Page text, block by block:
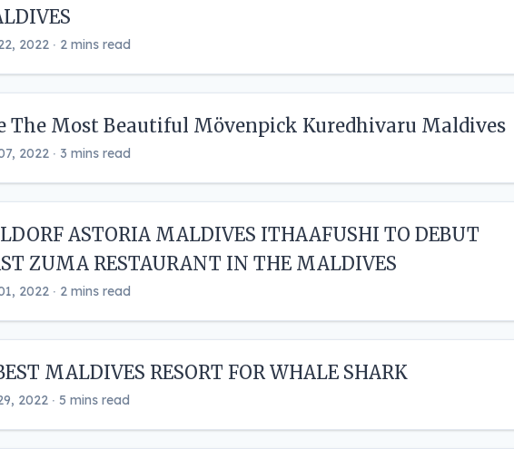
2022 ‧ 2 mins read
The Most Beautiful Mövenpick Kuredhivaru Maldives
2022 ‧ 3 mins read
ASTORIA MALDIVES ITHAAFUSHI TO DEBUT
ZUMA RESTAURANT IN THE MALDIVES
2022 ‧ 2 mins read
MALDIVES RESORT FOR WHALE SHARK
2022 ‧ 5 mins read